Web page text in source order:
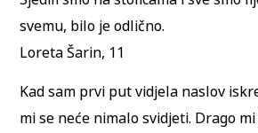
svemu, bilo je odlično.
Loreta Šarin, 11
Kad sam prvi put vidjela naslov
mi se neće nimalo svidjeti. Drago